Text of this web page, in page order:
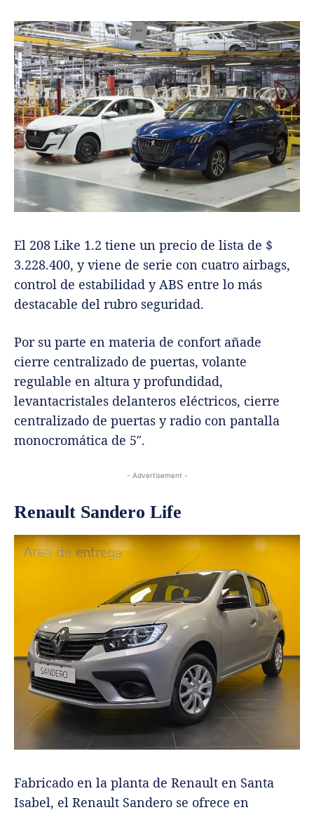
El 208 Like 1.2 tiene un precio de lista de $
3.228.400, y viene de serie con cuatro airbags,
control de estabilidad y ABS entre lo más
destacable del rubro seguridad.
Por su parte en materia de confort añade
cierre centralizado de puertas, volante
regulable en altura y profundidad,
levantacristales delanteros eléctricos, cierre
centralizado de puertas y radio con pantalla
monocromática de 5″.
- Advertisement -
Renault Sandero Life
Fabricado en la planta de Renault en Santa
Isabel, el Renault Sandero se ofrece en